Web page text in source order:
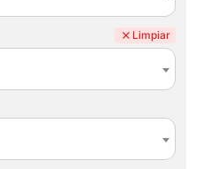
Limpiar